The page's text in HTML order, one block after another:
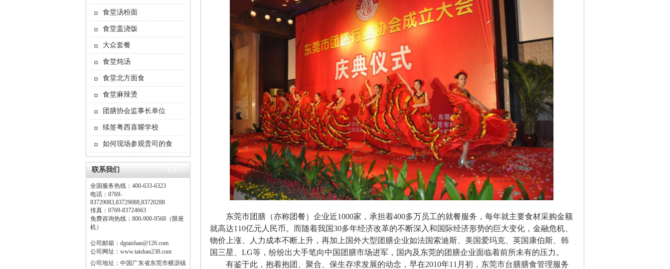
食堂汤粉面
食堂盖浇饭
大众套餐
食堂炖汤
食堂北方面食
食堂麻辣烫
团膳协会监事长单位
续签粤西喜耀学校
如何现场参观贵司的食
联系我们
全国服务热线：400-633-6323
电话：0769-
83729083,83729088,83720288
传真：0769-83724663
免费咨询热线：800-900-9568（限座
机）
公司邮箱：dgtaishan@126.com
公司网址：www.taishan238.com
公司地址： 中国广东省东莞市横沥镇
东莞市团膳（亦称团餐）企业近1000家，承担着400多万员工的就餐服务，每年就主要食材采购金额
就高达110亿元人民币。而随着我国30多年经济改革的不断深入和国际经济形势的巨大变化，金融危机、
物价上涨、人力成本不断上升，再加上国外大型团膳企业如法国索迪斯、美国爱玛克、英国康伯斯、韩
国三星、LG等，纷纷出大手笔向中国团膳市场进军，国内及东莞的团膳企业面临着前所未有的压力。
有鉴于此，抱着抱团、聚合、保生存求发展的动念，早在2010年11月初，东莞市台膳膳食管理服务